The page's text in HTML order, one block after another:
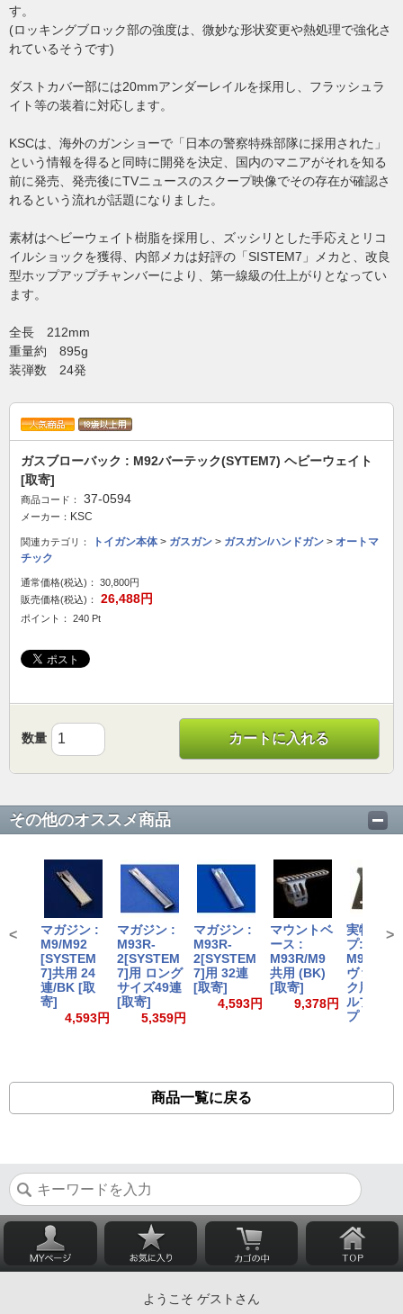
す。
(ロッキングブロック部の強度は、微妙な形状変更や熱処理で強化さ
れているそうです)
ダストカバー部には20mmアンダーレイルを採用し、フラッシュラ
イト等の装着に対応します。
KSCは、海外のガンショーで「日本の警察特殊部隊に採用された」
という情報を得ると同時に開発を決定、国内のマニアがそれを知る
前に発売、発売後にTVニュースのスクープ映像でその存在が確認さ
れるという流れが話題になりました。
素材はヘビーウェイト樹脂を採用し、ズッシリとした手応えとリコ
イルショックを獲得、内部メカは好評の「SISTEM7」メカと、改良
型ホップアップチャンバーにより、第一線級の仕上がりとなってい
ます。
全長 212mm
重量約 895g
装弾数 24発
ガスブローバック : M92バーテック(SYTEM7) ヘビーウェイト
[取寄]
商品コード： 37-0594
メーカー： KSC
関連カテゴリ： トイガン本体> ガスガン > ガスガン/ハンドガン > オートマ
チック
通常価格(税込)：
30,800円
販売価格(税込)：
26,488円
ポイント： 240 Pt
数量 カートに入れる
その他のオススメ商品
マガジン :
M9/M92
[SYSTEM
7]共用 24
連/BK [取
寄]
4,593円
マガジン :
M93R-
2[SYSTEM
7]用 ロング
サイズ49連
[取寄]
5,359円
マガジン :
M93R-
2[SYSTEM
7]用 32連
[取寄]
4,593円
マウントベ
ース :
M93R/M9
共用 (BK)
[取寄]
9,378円
実物グリ
プ:ベレ
M9A3/
ヴァーテ
ク用/ノー
ルプラタ
プ [取寄]
< >
商品一覧に戻る
ようこそ ゲストさん